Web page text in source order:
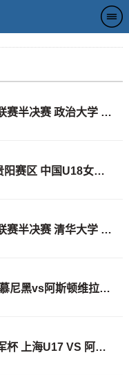
2026年08月08日 亚洲大学生篮球联赛半决赛 政治大学 VS 早稻田大学 全场录像
2026年08月08日国青女篮热身赛贵阳赛区 中国U18女篮 - 蒙古女篮 全场录像
2026年08月08日 亚洲大学生篮球联赛半决赛 清华大学 VS 上海交通大学 全场录像
2026年08月07日 足球友谊赛 拜仁慕尼黑vs阿斯顿维拉 全场录像
2026年08月07日 上海明日之星冠军杯 上海U17 VS 阿森纳U17 全场录像